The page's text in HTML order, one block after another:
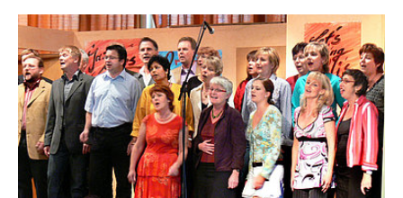
Show larger version